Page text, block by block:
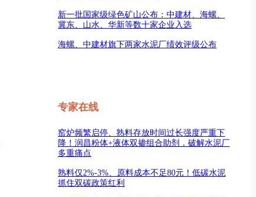
新一批国家级绿色矿山公布：中建材、海螺、
冀东、山水、华新等数十家企业入选
海螺、中建材旗下两家水泥厂绩效评级公布
专家在线
窑炉频繁启停、熟料存放时间过长强度严重下
降！润昌粉体+液体双掺组合助剂，破解水泥厂
多重痛点
熟料仅2%-3%、原料成本不足80元！低碳水泥
抓住双碳政策红利